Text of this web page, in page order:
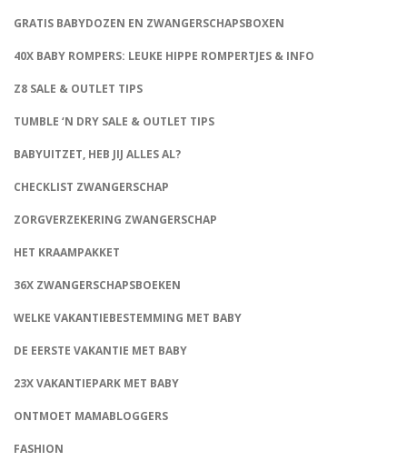
GRATIS BABYDOZEN EN ZWANGERSCHAPSBOXEN
40X BABY ROMPERS: LEUKE HIPPE ROMPERTJES & INFO
Z8 SALE & OUTLET TIPS
TUMBLE ‘N DRY SALE & OUTLET TIPS
BABYUITZET, HEB JIJ ALLES AL?
CHECKLIST ZWANGERSCHAP
ZORGVERZEKERING ZWANGERSCHAP
HET KRAAMPAKKET
36X ZWANGERSCHAPSBOEKEN
WELKE VAKANTIEBESTEMMING MET BABY
DE EERSTE VAKANTIE MET BABY
23X VAKANTIEPARK MET BABY
ONTMOET MAMABLOGGERS
FASHION